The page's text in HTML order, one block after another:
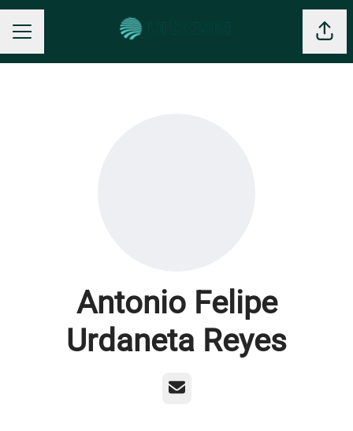
MENÚ DE EMPLEO
Antonio Felipe
Urdaneta Reyes
Correo electrónico